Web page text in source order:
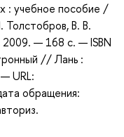
: учебное пособие /
В. В.
— 168 с. — ISBN
// Лань :
URL:
обращения: